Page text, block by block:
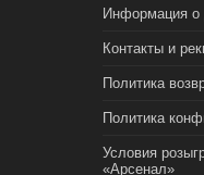
Информация о
Контакты и
Политика
Политика
Условия
«Арсенал»